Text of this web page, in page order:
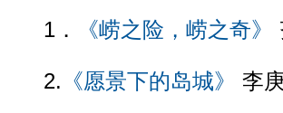
1． 《崂之险，崂之奇》
2. 《愿景下的岛城》 李